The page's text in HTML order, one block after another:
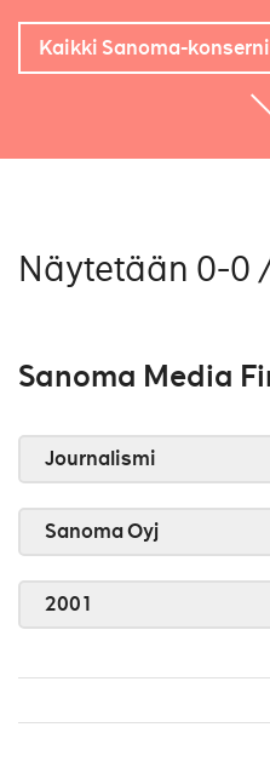
Kaikki Sanoma-
Näytetään 0-0
Sanoma Media
Journalismi
Sanoma Oyj
2001